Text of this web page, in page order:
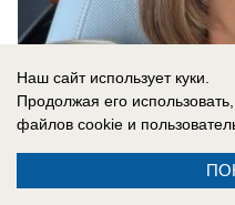
07.08.2026
Наш сайт использует куки.
Продолжая его
файлов cookie и